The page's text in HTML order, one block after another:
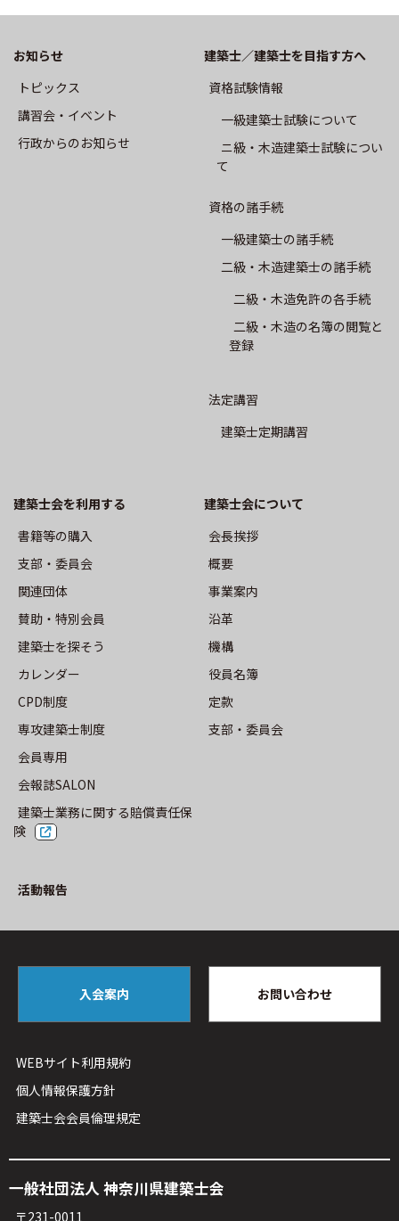
専攻建築士制度
機構
役員名簿
定款
⽀部・委員会
活動報告
お知らせ
トピックス
講習会・イベント
⾏政からのお知らせ
建築士／建築士を目指す方へ
資格試験情報
⼀級建築⼠試験について
ニ級・⽊造建築⼠試験につい
て
資格の諸手続
一級建築士の諸手続
二級・木造建築士の諸手続
二級・木造免許の各手続
二級・木造の名簿の閲覧と
登録
法定講習
建築士定期講習
建築士会を利用する
書籍等の購⼊
⽀部・委員会
関連団体
賛助・特別会員
建築士を探そう
カレンダー
CPD制度
専攻建築士制度
会員専用
会報誌SALON
建築士業務に関する賠償責任保
険
建築⼠会について
会長挨拶
概要
事業案内
沿革
機構
役員名簿
定款
⽀部・委員会
活動報告
入会案内 お問い合わせ
WEBサイト利⽤規約
個人情報保護方針
建築⼠会会員倫理規定
⼀般社団法⼈ 神奈川県建築⼠会
〒231-0011